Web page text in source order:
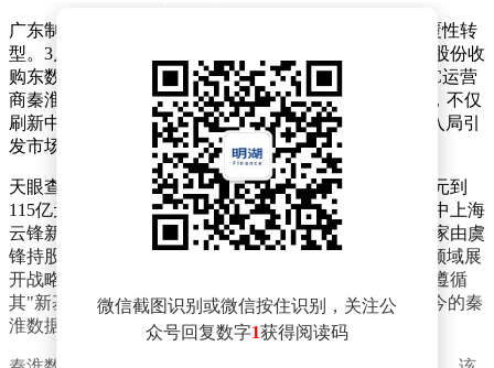
广东制造业巨头东阳光（600673.SH）即将完成一场颠覆性转
型。3月9日复牌前夕，这家市值超千亿的企业通过发行股份收
购东数一号70%股权，最终实现将国内第二大第三方IDC运营
商秦淮数据100%纳入旗下。这场总价280亿元的并购案，不仅
刷新中国IDC行业纪录，更因马云旗下云锋新创的突然入局引
发市场高度关注。
天眼查数据显示，2月5日东数一号完成注册资本从20万元到
115亿元的跨越式增长，股东数量从2家激增至19家。其中上海
云锋新创投资管理有限公司的现身尤为引人注目——这家由虞
锋持股60%、马云持股40的机构，首次在算力基础设施领域展
开战略布局。知情人士透露，云锋新创的入场标准严格遵循
其"新基建"投资主线，从早期的菜鸟网络、阿里云到如今的秦
淮数据，始终紧扣数字时代核心资产。
微信截图识别或微信按住识别，关注公
众号回复数字1获得阅读码